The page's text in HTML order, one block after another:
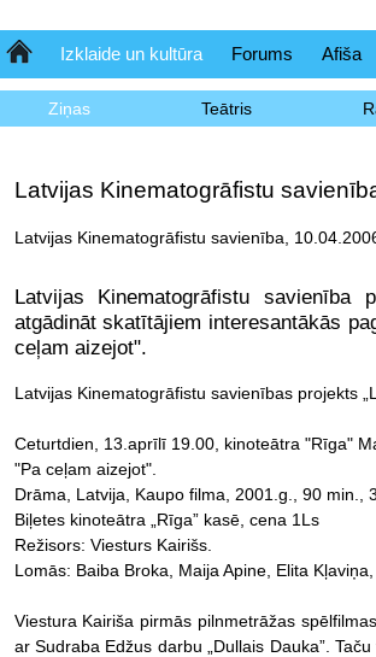
SākumlapaIzklaide un kultūra Forums Afiša
Ziņas Teātris
Latvijas Kinematogrāfistu
Latvijas Kinematogrāfistu savienība,
Latvijas Kinematogrāfistu savienība
atgādināt skatītājiem interesantākās
ceļam aizejot".
Latvijas Kinematogrāfistu savienības projekts
Ceturtdien, 13.aprīlī 19.00, kinoteātra "Rīga"
"Pa ceļam aizejot".
Drāma, Latvija, Kaupo filma, 2001.g., 90 min.,
Biļetes kinoteātra „Rīga” kasē, cena 1Ls
Režisors: Viesturs Kairišs.
Lomās: Baiba Broka, Maija Apine, Elita
Viestura Kairiša pirmās pilnmetrāžas
ar Sudraba Edžus darbu „Dullais Dauka”.